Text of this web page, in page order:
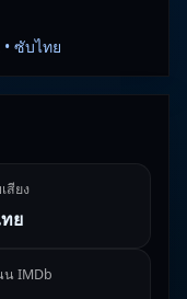
ซับไทย
สียง
ย
น IMDb